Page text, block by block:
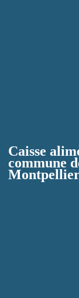
Caisse
commune